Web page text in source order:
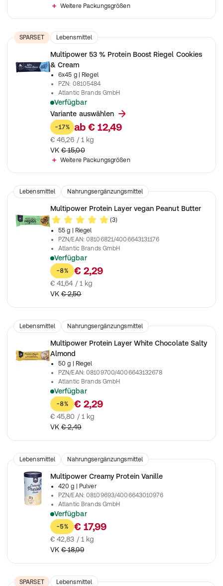
Weitere Packungsgrößen
SPARSET Lebensmittel
Multipower 53 % Protein Boost Riegel Cookies
& Cream
6x45 g
| Riegel
PZN: 08105484
Atlantic Brands GmbH
Verfügbar
Proteinriegel in Geschmacksrichtung: Cookies & Cream
Variante auswählen
-17% ab € 12,49
€ 46,26 / 1 kg
VK € 15,00
Weitere Packungsgrößen
Lebensmittel Nahrungsergänzungsmittel
Multipower Protein Layer vegan Peanut Butter
(3)
55 g
| Riegel
PZN/EAN:08106821/4006643131176
Atlantic Brands GmbH
Verfügbar
Leckerer High Protein Riegel für den Muskelaufbau
-8% € 2,29
€ 41,64 / 1 kg
VK € 2,50
Lebensmittel Nahrungsergänzungsmittel
Multipower Protein Layer White Chocolate Salty
Almond
50 g
| Riegel
PZN/EAN:08109700/4006643132678
Atlantic Brands GmbH
Verfügbar
Ideal als Snack für Zwischendurch
-8% € 2,29
€ 45,80 / 1 kg
VK € 2,49
Lebensmittel Nahrungsergänzungsmittel
Multipower Creamy Protein Vanille
420 g
| Pulver
PZN/EAN:08109693/4006643010976
Atlantic Brands GmbH
Verfügbar
Zur Unterstützung beim Muskelaufbau
-5% € 17,99
€ 42,83 / 1 kg
VK € 18,99
SPARSET Lebensmittel